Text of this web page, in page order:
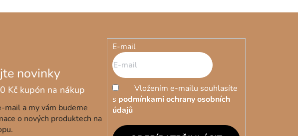
mail a my vám budeme
o nových produktech na
E-mail
Vložením e-mailu souhlasíte
s podmínkami ochrany osobních
údajů